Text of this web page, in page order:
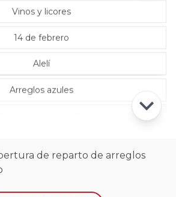
14 de febrero
Alelí
Arreglos azules
Vinos y licores
de reparto de arreglos